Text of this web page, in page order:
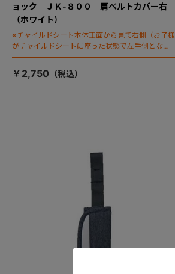
ョック ＪＫ-８００ 肩ベルトカバー右
（ホワイト）
※チャイルドシート本体正面から見て右側（お子様
がチャイルドシートに座った状態で左手側となり
ます）
￥2,750